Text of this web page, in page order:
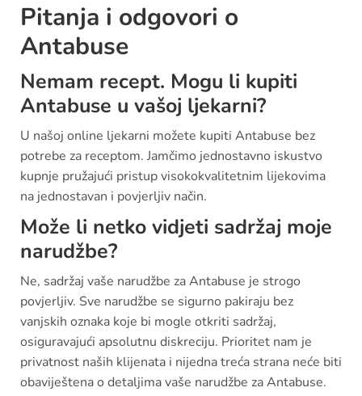
Pitanja i odgovori o
Antabuse
Nemam recept. Mogu li kupiti
Antabuse u vašoj ljekarni?
U našoj online ljekarni možete kupiti Antabuse bez
potrebe za receptom. Jamčimo jednostavno iskustvo
kupnje pružajući pristup visokokvalitetnim lijekovima
na jednostavan i povjerljiv način.
Može li netko vidjeti sadržaj moje
narudžbe?
Ne, sadržaj vaše narudžbe za Antabuse je strogo
povjerljiv. Sve narudžbe se sigurno pakiraju bez
vanjskih oznaka koje bi mogle otkriti sadržaj,
osiguravajući apsolutnu diskreciju. Prioritet nam je
privatnost naših klijenata i nijedna treća strana neće biti
obaviještena o detaljima vaše narudžbe za Antabuse.